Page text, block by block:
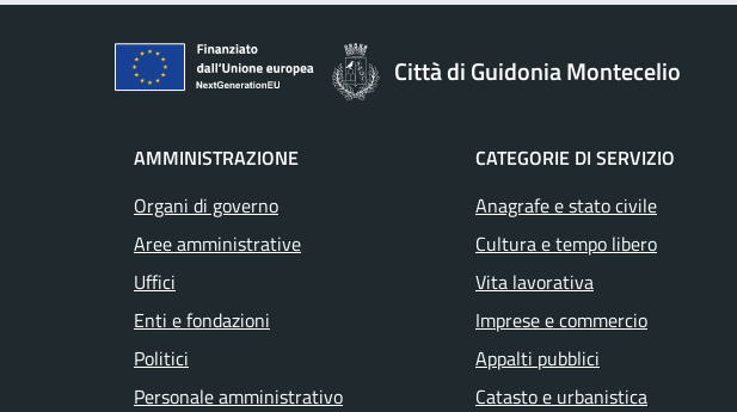
Città di Guidonia Montecelio
AMMINISTRAZIONE
Organi di governo
Aree amministrative
Uffici
Enti e fondazioni
Politici
Personale amministrativo
CATEGORIE DI SERVIZIO
Anagrafe e stato civile
Cultura e tempo libero
Vita lavorativa
Imprese e commercio
Appalti pubblici
Catasto e urbanistica